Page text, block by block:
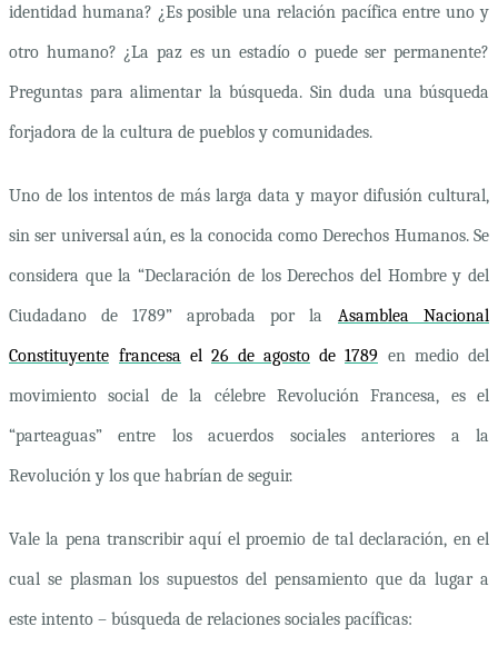
identidad humana? ¿Es posible una relación pacífica entre uno y
otro humano? ¿La paz es un estadío o puede ser permanente?
Preguntas para alimentar la búsqueda. Sin duda una búsqueda
forjadora de la cultura de pueblos y comunidades.
Uno de los intentos de más larga data y mayor difusión cultural,
sin ser universal aún, es la conocida como Derechos Humanos. Se
considera que la “Declaración de los Derechos del Hombre y del
Ciudadano de 1789” aprobada por la
Asamblea Nacional
Constituyente francesa el 26 de agosto de 1789 en medio del
movimiento social de la célebre Revolución Francesa, es el
“parteaguas” entre los acuerdos sociales anteriores a la
Revolución y los que habrían de seguir.
Vale la pena transcribir aquí el proemio de tal declaración, en el
cual se plasman los supuestos del pensamiento que da lugar a
este intento – búsqueda de relaciones sociales pacíficas: